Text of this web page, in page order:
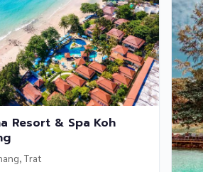
Resort & Spa Koh
Trat